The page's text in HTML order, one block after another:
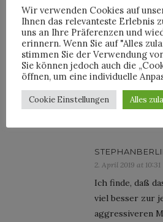
FRED
1. April 2019 at 20:08
@SVEN
OHO! STIMMT!
Süss, dass es
Relikt aus den
2. April 2019 at 10:31
Ich finde, daß
viel besser zur
aggressiveren
Wir verwenden Cookies auf
Ihnen das relevanteste Erlebnis
uns an Ihre Präferenzen und
erinnern. Wenn Sie auf "Alles
stimmen Sie der Verwendung
Sie können jedoch auch die
öffnen, um eine individuelle
Cookie Einstellungen Alles